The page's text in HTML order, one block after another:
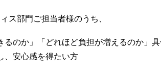
ス部門ご担当者様のうち、
のか」「どれほど負担が増えるのか」
、安心感を得たい方